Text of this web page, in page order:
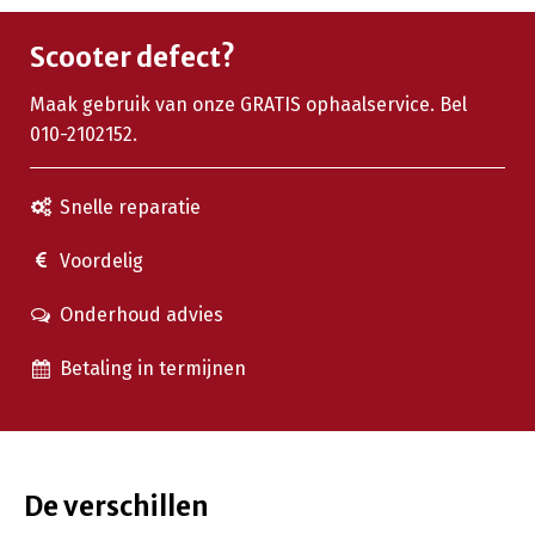
Scooter defect?
Maak gebruik van onze GRATIS ophaalservice. Bel
010-2102152.
Snelle reparatie
Voordelig
Onderhoud advies
Betaling in termijnen
De verschillen